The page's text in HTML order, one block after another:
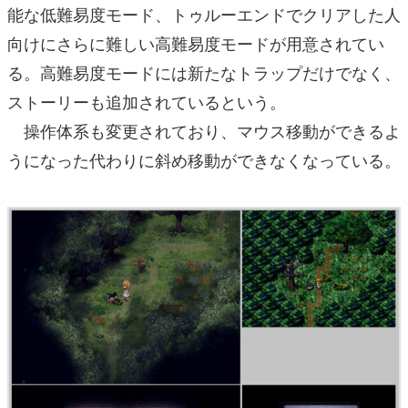
能な低難易度モード、トゥルーエンドでクリアした人
向けにさらに難しい高難易度モードが用意されてい
る。高難易度モードには新たなトラップだけでなく、
ストーリーも追加されているという。
操作体系も変更されており、マウス移動ができるよ
うになった代わりに斜め移動ができなくなっている。